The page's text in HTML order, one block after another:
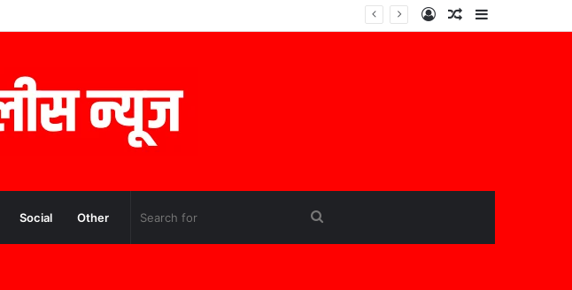
Sidebar
Random
Log
Social Other